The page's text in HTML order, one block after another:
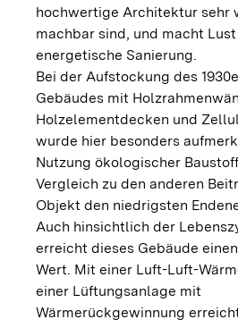
hochwertige Architektur sehr
machbar sind, und macht
energetische Sanierung.
Bei der Aufstockung des
Gebäudes mit
Holzelementdecken und
wurde hier besonders
Nutzung ökologischer
Vergleich zu den anderen
Objekt den niedrigsten
Auch hinsichtlich der
erreicht dieses Gebäude
Wert. Mit einer Luft-Luft-
einer Lüftungsanlage mit
Wärmerückgewinnung